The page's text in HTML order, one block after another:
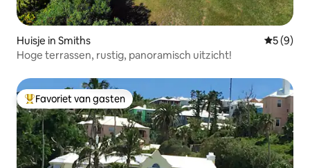
Huisje in Smiths
5 (9)
Hoge terrassen, rustig, panoramisch uitzicht!
Topfavoriet van gasten
Favoriet van gasten